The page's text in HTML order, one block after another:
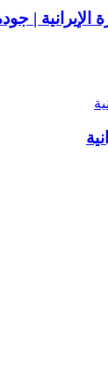
الإيرانية |